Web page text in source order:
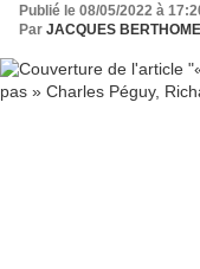
Publié le 08/05/2022 à
Par JACQUES